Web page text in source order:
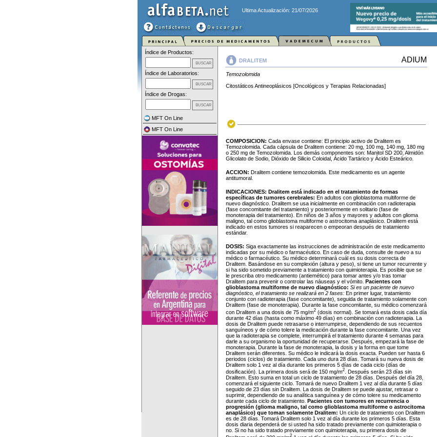
Ultima Actualización: 21/07/2026
Índice de Productos:
Índice de Laboratorios:
Índice de Drogas:
MFT On Line
MFT On Line
DRALITEM ADIUM
Temozolomida
Citostáticos Antineoplásicos [Oncológicos y Terapias Relacionadas]
COMPOSICION: Cada envase contiene: El principio activo de Dralitem es
Temozolomida. Cada cápsula de Dralitem contiene: 20 mg, 100 mg, 140 mg, 180 mg
o 250 mg de Temozolomida. Los demás componentes son: Manitol SD 200, Almidón
Glicolato de Sodio, Dióxido de Silicio Coloidal, Ácido Tartárico y Ácido Esteárico.
ACCION: Dralitem contiene temozolomida. Este medicamento es un agente
antitumoral.
INDICACIONES: Dralitem está indicado en el tratamiento de formas
específicas de tumores cerebrales: En adultos con glioblastoma multiforme de
nuevo diagnóstico. Dralitem se usa inicialmente en combinación con radioterapia
(fase concomitante del tratamiento) y posteriormente en solitario (fase de
monoterapia del tratamiento). En niños de 3 años y mayores y adultos con glioma
maligno, tal como glioblastoma multiforme o astrocitoma anaplásico. Dralitem está
indicado en estos tumores si reaparecen o empeoran después de tratamiento
estándar.
DOSIS: Siga exactamente las instrucciones de administración de este medicamento
indicadas por su médico o farmacéutico. En caso de duda, consulte de nuevo a su
médico o farmacéutico. Su médico determinará cuál es su dosis correcta de
Dralitem. Basándose en su complexión (altura y peso), si tiene un tumor recurrente y
si ha sido sometido previamente a tratamiento con quimioterapia. Es posible que se
le prescriba otro medicamento (antiemético) para tomar antes y/o tras tomar
Dralitem para prevenir o controlar las náuseas y el vómito. Pacientes con
glioblastoma multiforme de nuevo diagnóstico: Si es un paciente de nuevo
diagnóstico, el tratamiento se realizará en 2 fases: En primer lugar, tratamiento
conjunto con radioterapia (fase concomitante), seguida de tratamiento solamente con
Dralitem (fase de monoterapia). Durante la fase concomitante, su médico comenzará
con Dralitem a una dosis de 75 mg/m2 (dosis normal). Se tomará esta dosis cada día
durante 42 días (hasta como máximo 49 días) en combinación con radioterapia. La
dosis de Dralitem puede retrasarse o interrumpirse, dependiendo de sus recuentos
sanguíneos y de cómo tolere la medicación durante la fase concomitante. Una vez
que la radioterapia se complete, interrumpirá el tratamiento durante 4 semanas para
darle a su organismo la oportunidad de recuperarse. Después, empezará la fase de
monoterapia. Durante la fase de monoterapia, la dosis y la forma en que tome
Dralitem serán diferentes. Su médico le indicará la dosis exacta. Pueden ser hasta 6
periodos (ciclos) de tratamiento. Cada uno dura 28 días. Tomará su nueva dosis de
Dralitem solo 1 vez al día durante los primeros 5 días de cada ciclo (días de
dosificación). La primera dosis será de 150 mg/m2 . Después serán 23 días sin
Dralitem. Esto suma en total un ciclo de tratamiento de 28 días. Después del día 28,
comenzará el siguiente ciclo. Tomará de nuevo Dralitem 1 vez al día durante 5 días
seguido de 23 días sin Dralitem. La dosis de Dralitem se puede ajustar, retrasar o
suprimir, dependiendo de su analítica sanguínea y de cómo tolere su medicamento
durante cada ciclo de tratamiento.
Pacientes con tumores en recurrencia o
progresión (glioma maligno, tal como glioblastoma multiforme o astrocitoma
anaplásico) que toman solamente Dralitem: Un ciclo de tratamiento con Dralitem
es de 28 días. Tomará Dralitem solo 1 vez al día durante los primeros 5 días. Esta
dosis diaria dependerá de si usted ha sido tratado previamente con quimioterapia o
no. Si no ha sido tratado previamente con quimioterapia, su primera dosis de
2